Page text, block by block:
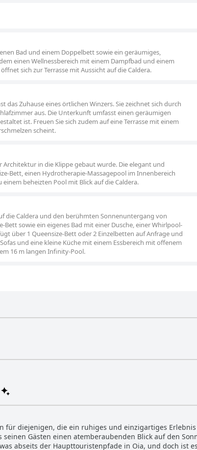
Bad und einem Doppelbett sowie ein geräumiges,
einen Wellnessbereich mit einem Dampfbad und einem
sich zur Terrasse mit Aussicht auf die Caldera.
Zuhause eines örtlichen Winzers. Sie zeichnet sich durch
aus. Die Unterkunft umfasst einen geräumigen
ist. Freuen Sie sich zudem auf eine Terrasse mit einem
scheint.
in die Klippe gebaut wurde. Die elegant und
Bett, einen Hydrotherapie-Massagepool im Innenbereich
beheizten Pool mit Blick auf die Caldera.
die Caldera und den berühmten Sonnenuntergang von
sowie ein eigenes Bad mit einer Dusche, einer Whirlpool-
über 1 Queensize-Bett oder 2 Einzelbetten auf Anfrage und
und eine kleine Küche mit einem Essbereich mit offenem
16 m langen Infinity-Pool.
für diejenigen, die ein ruhiges und einzigartiges
Gästen einen atemberaubenden Blick auf den
abseits der Haupttouristenpfade in Oia, und doch ist